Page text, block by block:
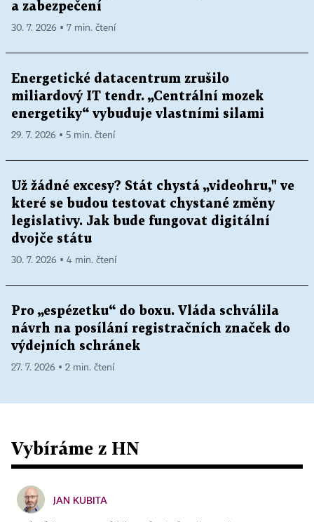
a zabezpečení
30. 7. 2026 ▪ 7 min. čtení
Energetické datacentrum zrušilo
miliardový IT tendr. „Centrální mozek
energetiky“ vybuduje vlastními silami
29. 7. 2026 ▪ 5 min. čtení
Už žádné excesy? Stát chystá „videohru," ve
které se budou testovat chystané změny
legislativy. Jak bude fungovat digitální
dvojče státu
30. 7. 2026 ▪ 4 min. čtení
Pro „espézetku“ do boxu. Vláda schválila
návrh na posílání registračních značek do
výdejních schránek
27. 7. 2026 ▪ 2 min. čtení
Vybíráme z HN
JAN KUBITA